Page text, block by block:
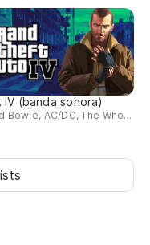
IV (banda sonora)
Bowie, AC/DC, The Who...